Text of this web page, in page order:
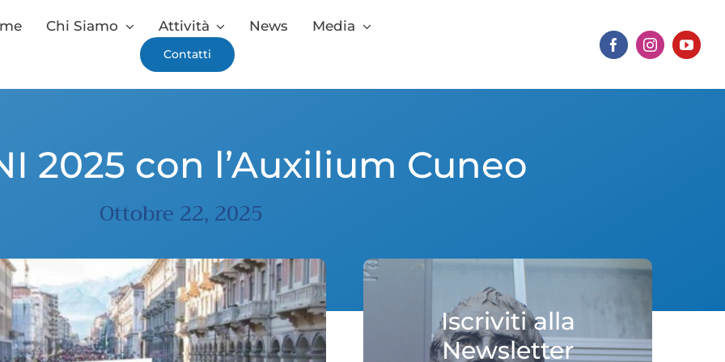
Chi Siamo Attività News Media
Contatti
2025 con l’Auxilium Cuneo
Ottobre 22, 2025
Iscriviti alla
Newsletter